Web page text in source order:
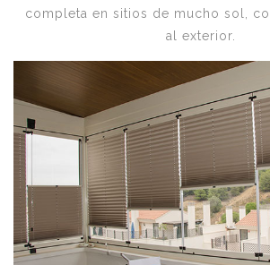
completa en sitios de mucho sol,
al exterior.